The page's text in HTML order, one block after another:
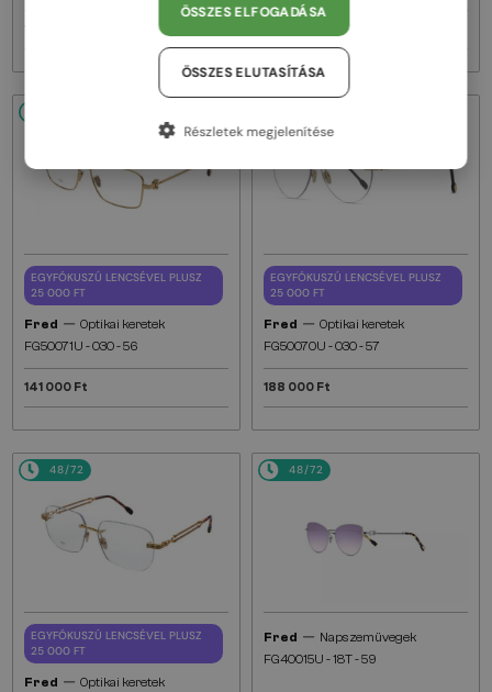
EGYFÓKUSZÚ LENCSÉVEL PLUSZ
25 000 FT
Fred — Optikai keretek
FG50071U - 030 - 56
141 000 Ft
EGYFÓKUSZÚ LENCSÉVEL PLUSZ
25 000 FT
Fred — Optikai keretek
FG50070U - 030 - 57
188 000 Ft
48/72
EGYFÓKUSZÚ LENCSÉVEL PLUSZ
25 000 FT
Fred — Optikai keretek
48/72
Fred — Napszemüvegek
FG40015U - 18T - 59
ÖSSZES ELFOGADÁSA
ÖSSZES ELUTASÍTÁSA
Részletek megjelenítése